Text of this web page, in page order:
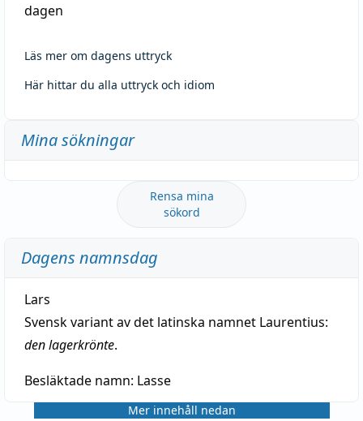
dagen
Läs mer om dagens uttryck
Här hittar du alla uttryck och idiom
Mina sökningar
Rensa mina
sökord
Dagens namnsdag
Lars
Svensk variant av det latinska namnet Laurentius:
den lagerkrönte.
Besläktade namn: Lasse
Mer innehåll nedan